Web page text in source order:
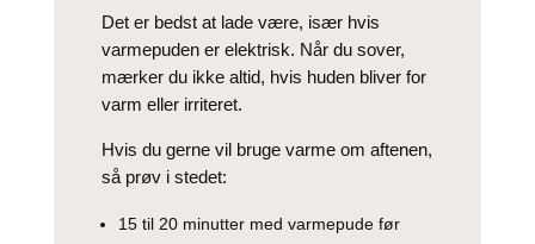
Det er bedst at lade være, især hvis
varmepuden er elektrisk. Når du sover,
mærker du ikke altid, hvis huden bliver for
varm eller irriteret.
Hvis du gerne vil bruge varme om aftenen,
så prøv i stedet:
15 til 20 minutter med varmepude før